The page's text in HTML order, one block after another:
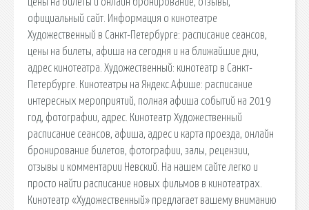
официальный сайт. Информация о кинотеатре
Художественный в Санкт-Петербурге: расписание сеансов,
цены на билеты, афиша на сегодня и на ближайшие дни,
адрес кинотеатра. Художественный: кинотеатр в Санкт-
Петербурге. Кинотеатры на Яндекс.Афише: расписание
интересных мероприятий, полная афиша событий на 2019
год, фотографии, адрес. Кинотеатр Художественный
расписание сеансов, афиша, адрес и карта проезда, онлайн
бронирование билетов, фотографии, залы, рецензии,
отзывы и комментарии Невский. На нашем сайте легко и
просто найти расписание новых фильмов в кинотеатрах.
Кинотеатр «Художественный» предлагает вашему вниманию